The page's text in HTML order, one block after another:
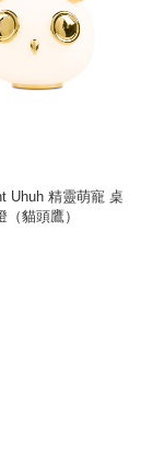
Uhuh 精靈萌寵 桌
（貓頭鷹）